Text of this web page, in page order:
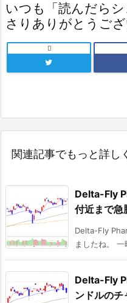
いつも「読んだら
さりありがとうござ

関連記事でもっと詳し
Delta-Fly
付近まで急
Delta-Fly
ましたね。
Delta-Fly
ンドルの